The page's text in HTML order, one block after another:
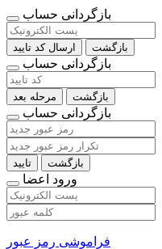
بازگردانی حساب
ارسال کد تایید بازگشت
بازگردانی حساب
مرحله بعد بازگشت
بازگردانی حساب
تایید بازگشت
ورود اعضا
فراموشی رمز عبور